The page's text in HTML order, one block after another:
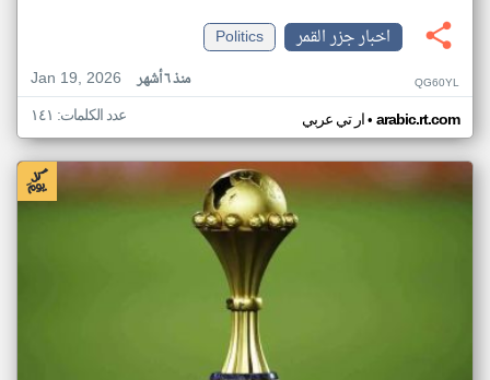
اخبار جزر القمر
Politics
Jan 19, 2026
منذ ٦ أشهر QG60YL
ار تي عربي• arabic.rt.com عدد الكلمات: ١٤١